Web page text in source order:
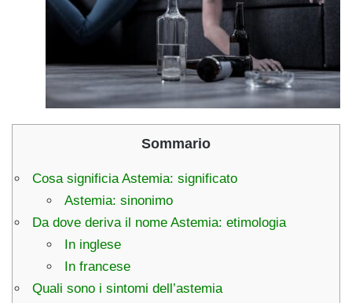
Sommario
Cosa significia Astemia: significato
Astemia: sinonimo
Da dove deriva il nome Astemia: etimologia
In inglese
In francese
Quali sono i sintomi dell’astemia